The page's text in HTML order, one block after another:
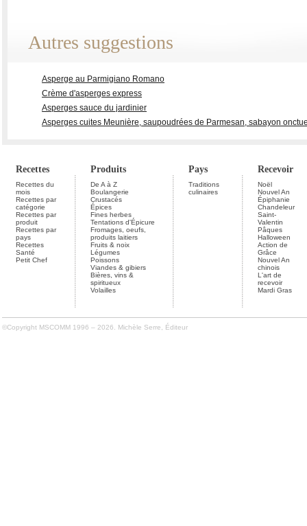
Autres suggestions
Asperge au Parmigiano Romano
Crème d'asperges express
Asperges sauce du jardinier
Asperges cuites Meunière, saupoudrées de Parmesan, sabayon
Recettes Produits Pays Recevoir
Recettes du
mois
Recettes par
catégorie
Recettes par
produit
Recettes par
pays
Recettes
Santé
Petit Chef
De A à Z
Boulangerie
Crustacés
Épices
Fines herbes
Tentations d'Épicure
Fromages, oeufs,
produits laitiers
Fruits & noix
Légumes
Poissons
Viandes & gibiers
Bières, vins &
spiritueux
Volailles
Traditions
culinaires
Noël
Nouvel An
Épiphanie
Chandeleur
Saint-
Valentin
Pâques
Halloween
Action de
Grâce
Nouvel An
chinois
L'art de
recevoir
Mardi Gras
©Copyright MSCOMM 1996 – 2026. Michèle Serre, Éditeur